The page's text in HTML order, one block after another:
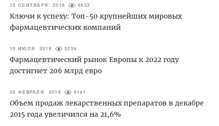
15 СЕНТЯБРЯ 2016 4632
Ключи к успеху: Топ-50 крупнейших мировых
фармацевтических компаний
10 ИЮЛЯ 2016 5259
Фармацевтический рынок Европы к 2022 году
достигнет 206 млрд евро
02 ФЕВРАЛЯ 2016 4191
Объем продаж лекарственных препаратов в декабре
2015 года увеличился на 21,6%